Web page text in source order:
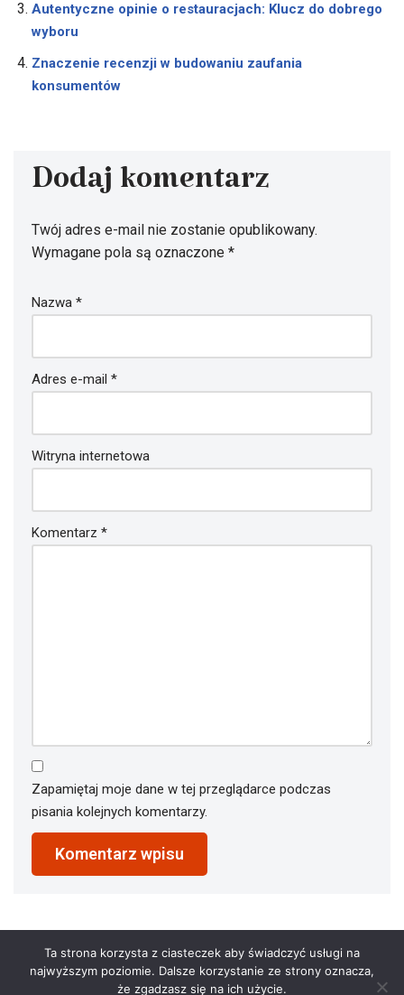
Autentyczne opinie o restauracjach: Klucz do dobrego
wyboru
Znaczenie recenzji w budowaniu zaufania
konsumentów
Dodaj komentarz
Twój adres e-mail nie zostanie opublikowany.
Wymagane pola są oznaczone *
Nazwa *
Adres e-mail *
Witryna internetowa
Komentarz *
Zapamiętaj moje dane w tej przeglądarce podczas
pisania kolejnych komentarzy.
Ta strona korzysta z ciasteczek aby świadczyć usługi na
najwyższym poziomie. Dalsze korzystanie ze strony oznacza,
że zgadzasz się na ich użycie.